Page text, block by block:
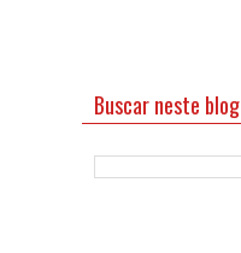
Buscar neste blog